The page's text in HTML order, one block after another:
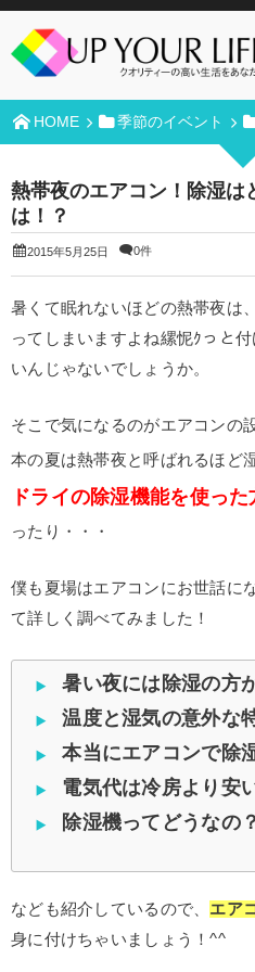
HOME 季節のイベント
熱帯夜のエアコン！除湿は
は！？
2015年5月25日 0件
暑くて眠れないほどの熱帯夜は
ってしまいますよね縲怩ｸっと
いんじゃないでしょうか。
そこで気になるのがエアコンの
本の夏は熱帯夜と呼ばれるほど
ドライの除湿機能を使った
ったり・・・
僕も夏場はエアコンにお世話に
て詳しく調べてみました！
暑い夜には除湿の方
温度と湿気の意外な
本当にエアコンで除
電気代は冷房より安
除湿機ってどうなの？
なども紹介しているので、 エア
身に付けちゃいましょう！^^